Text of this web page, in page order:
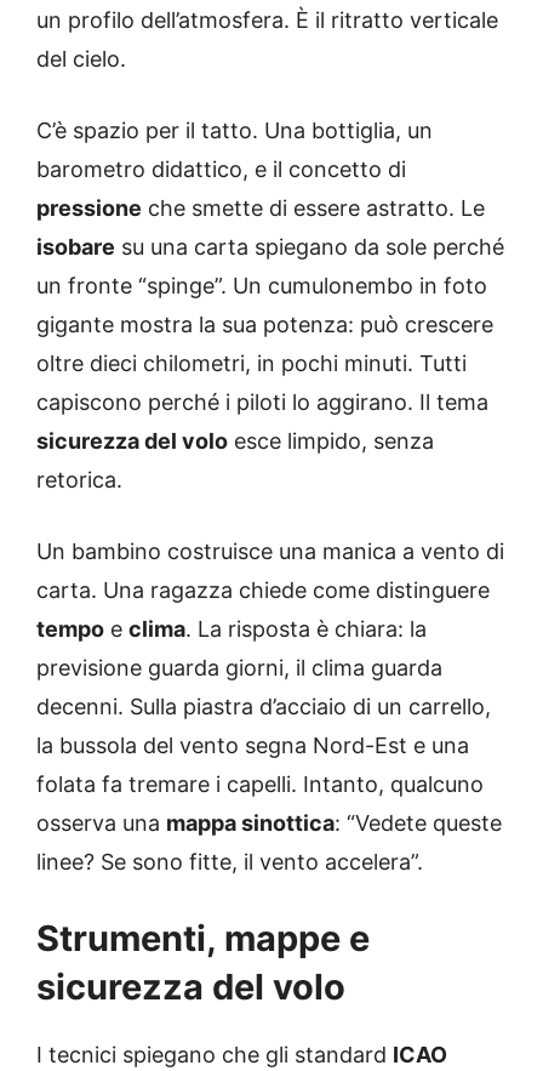
un profilo dell’atmosfera. È il ritratto verticale
del cielo.
C’è spazio per il tatto. Una bottiglia, un
barometro didattico, e il concetto di
pressione che smette di essere astratto. Le
isobare su una carta spiegano da sole perché
un fronte “spinge”. Un cumulonembo in foto
gigante mostra la sua potenza: può crescere
oltre dieci chilometri, in pochi minuti. Tutti
capiscono perché i piloti lo aggirano. Il tema
sicurezza del volo esce limpido, senza
retorica.
Un bambino costruisce una manica a vento di
carta. Una ragazza chiede come distinguere
tempo e clima. La risposta è chiara: la
previsione guarda giorni, il clima guarda
decenni. Sulla piastra d’acciaio di un carrello,
la bussola del vento segna Nord-Est e una
folata fa tremare i capelli. Intanto, qualcuno
osserva una mappa sinottica: “Vedete queste
linee? Se sono fitte, il vento accelera”.
Strumenti, mappe e
sicurezza del volo
I tecnici spiegano che gli standard ICAO